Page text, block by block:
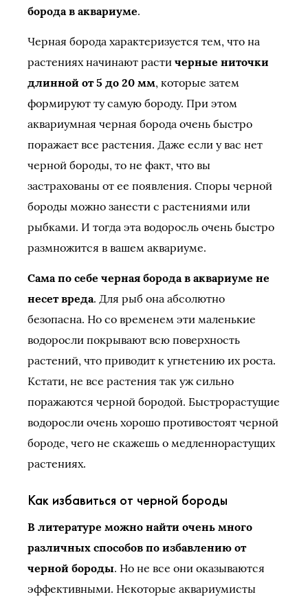
борода в аквариуме.
Черная борода характеризуется тем, что на
растениях начинают расти черные ниточки
длинной от 5 до 20 мм, которые затем
формируют ту самую бороду. При этом
аквариумная черная борода очень быстро
поражает все растения. Даже если у вас нет
черной бороды, то не факт, что вы
застрахованы от ее появления. Споры черной
бороды можно занести с растениями или
рыбками. И тогда эта водоросль очень быстро
размножится в вашем аквариуме.
Сама по себе черная борода в аквариуме не
несет вреда. Для рыб она абсолютно
безопасна. Но со временем эти маленькие
водоросли покрывают всю поверхность
растений, что приводит к угнетению их роста.
Кстати, не все растения так уж сильно
поражаются черной бородой. Быстрорастущие
водоросли очень хорошо противостоят черной
бороде, чего не скажешь о медленнорастущих
растениях.
Как избавиться от черной бороды
В литературе можно найти очень много
различных способов по избавлению от
черной бороды. Но не все они оказываются
эффективными. Некоторые аквариумисты